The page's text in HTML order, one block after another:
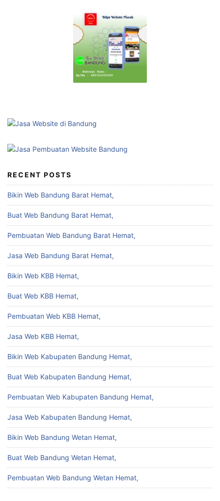
RECENT POSTS
Bikin Web Bandung Barat Hemat,
Buat Web Bandung Barat Hemat,
Pembuatan Web Bandung Barat Hemat,
Jasa Web Bandung Barat Hemat,
Bikin Web KBB Hemat,
Buat Web KBB Hemat,
Pembuatan Web KBB Hemat,
Jasa Web KBB Hemat,
Bikin Web Kabupaten Bandung Hemat,
Buat Web Kabupaten Bandung Hemat,
Pembuatan Web Kabupaten Bandung Hemat,
Jasa Web Kabupaten Bandung Hemat,
Bikin Web Bandung Wetan Hemat,
Buat Web Bandung Wetan Hemat,
Pembuatan Web Bandung Wetan Hemat,